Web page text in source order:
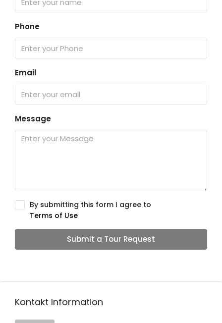
Phone
Email
Message
By submitting this form I agree to
Terms of Use
Submit a Tour Request
Kontakt Information